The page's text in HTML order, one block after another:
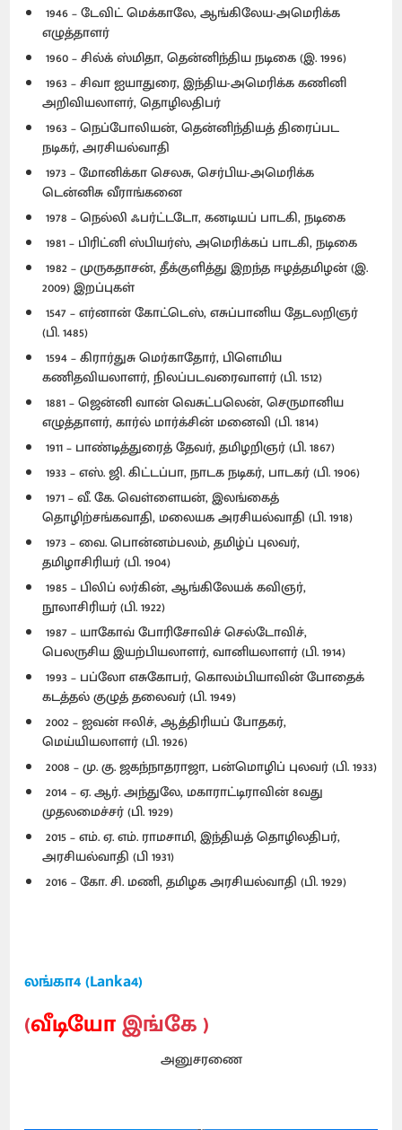
1946 – டேவிட் மெக்காலே, ஆங்கிலேய-அமெரிக்க
எழுத்தாளர்
1960 – சில்க் ஸ்மிதா, தென்னிந்திய நடிகை (இ. 1996)
1963 – சிவா ஐயாதுரை, இந்திய-அமெரிக்க கணினி
அறிவியலாளர், தொழிலதிபர்
1963 – நெப்போலியன், தென்னிந்தியத் திரைப்பட
நடிகர், அரசியல்வாதி
1973 – மோனிக்கா செலசு, செர்பிய-அமெரிக்க
டென்னிசு வீராங்கனை
1978 – நெல்லி ஃபர்ட்டடோ, கனடியப் பாடகி, நடிகை
1981 – பிரிட்னி ஸ்பியர்ஸ், அமெரிக்கப் பாடகி, நடிகை
1982 – முருகதாசன், தீக்குளித்து இறந்த ஈழத்தமிழன் (இ.
2009) இறப்புகள்
1547 – எர்னான் கோட்டெஸ், எசுப்பானிய தேடலறிஞர்
(பி. 1485)
1594 – கிரார்துசு மெர்காதோர், பிளெமிய
கணிதவியலாளர், நிலப்படவரைவாளர் (பி. 1512)
1881 – ஜென்னி வான் வெசுட்பலென், செருமானிய
எழுத்தாளர், கார்ல் மார்க்சின் மனைவி (பி. 1814)
1911 – பாண்டித்துரைத் தேவர், தமிழறிஞர் (பி. 1867)
1933 – எஸ். ஜி. கிட்டப்பா, நாடக நடிகர், பாடகர் (பி. 1906)
1971 – வீ. கே. வெள்ளையன், இலங்கைத்
தொழிற்சங்கவாதி, மலையக அரசியல்வாதி (பி. 1918)
1973 – வை. பொன்னம்பலம், தமிழ்ப் புலவர்,
தமிழாசிரியர் (பி. 1904)
1985 – பிலிப் லர்கின், ஆங்கிலேயக் கவிஞர்,
நூலாசிரியர் (பி. 1922)
1987 – யாகோவ் போரிசோவிச் செல்டோவிச்,
பெலருசிய இயற்பியலாளர், வானியலாளர் (பி. 1914)
1993 – பப்லோ எசுகோபர், கொலம்பியாவின் போதைக்
கடத்தல் குழுத் தலைவர் (பி. 1949)
2002 – ஐவன் ஈலிச், ஆத்திரியப் போதகர்,
மெய்யியலாளர் (பி. 1926)
2008 – மு. கு. ஜகந்நாதராஜா, பன்மொழிப் புலவர் (பி. 1933)
2014 – ஏ. ஆர். அந்துலே, மகாராட்டிராவின் 8வது
முதலமைச்சர் (பி. 1929)
2015 – எம். ஏ. எம். ராமசாமி, இந்தியத் தொழிலதிபர்,
அரசியல்வாதி (பி 1931)
2016 – கோ. சி. மணி, தமிழக அரசியல்வாதி (பி. 1929)
லங்கா4 (Lanka4)
(வீடியோஇங்கே )
அனுசரணை